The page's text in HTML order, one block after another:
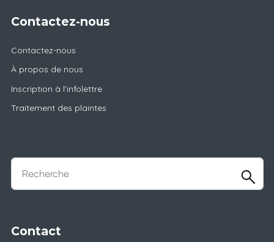
Contactez-nous
Contactez-nous
À propos de nous
Inscription à l'infolettre
Traitement des plaintes
Contact